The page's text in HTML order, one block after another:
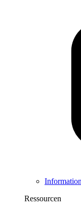
Ressourcen